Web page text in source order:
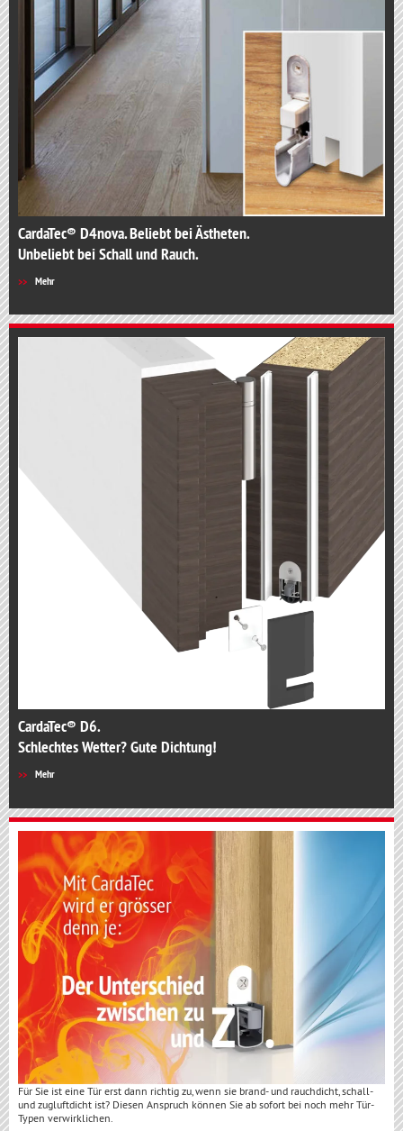
CardaTec® D4nova. Beliebt bei Ästheten.
Unbeliebt bei Schall und Rauch.
Mehr
CardaTec® D6.
Schlechtes Wetter? Gute Dichtung!
Mehr
Für Sie ist eine Tür erst dann richtig zu, wenn sie brand- und rauchdicht, schall-
und zugluftdicht ist? Diesen Anspruch können Sie ab sofort bei noch mehr Tür-
Typen verwirklichen.